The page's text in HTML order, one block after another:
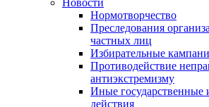
Новости
Нормотворчество
Преследования
частных лиц
Избирательные
Противодействие
антиэкстремизму
Иные государственные
действия